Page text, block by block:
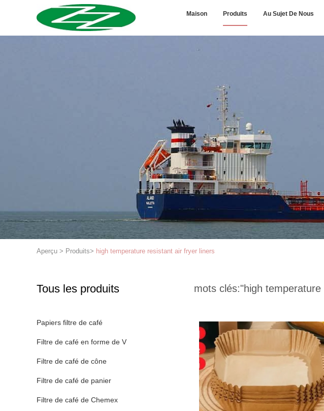
Maison Produits Au Sujet De Nous
Aperçu > Produits> high temperature resistant air fryer liners
Tous les produits
Papiers filtre de café
Filtre de café en forme de V
Filtre de café de cône
Filtre de café de panier
Filtre de café de Chemex
mots clés:"high